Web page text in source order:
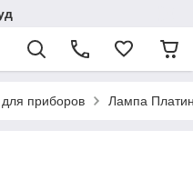
приборов Лампа